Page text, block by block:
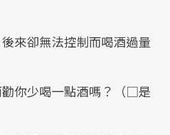
來卻無法控制而喝酒過量
你少喝一點酒嗎？（□是